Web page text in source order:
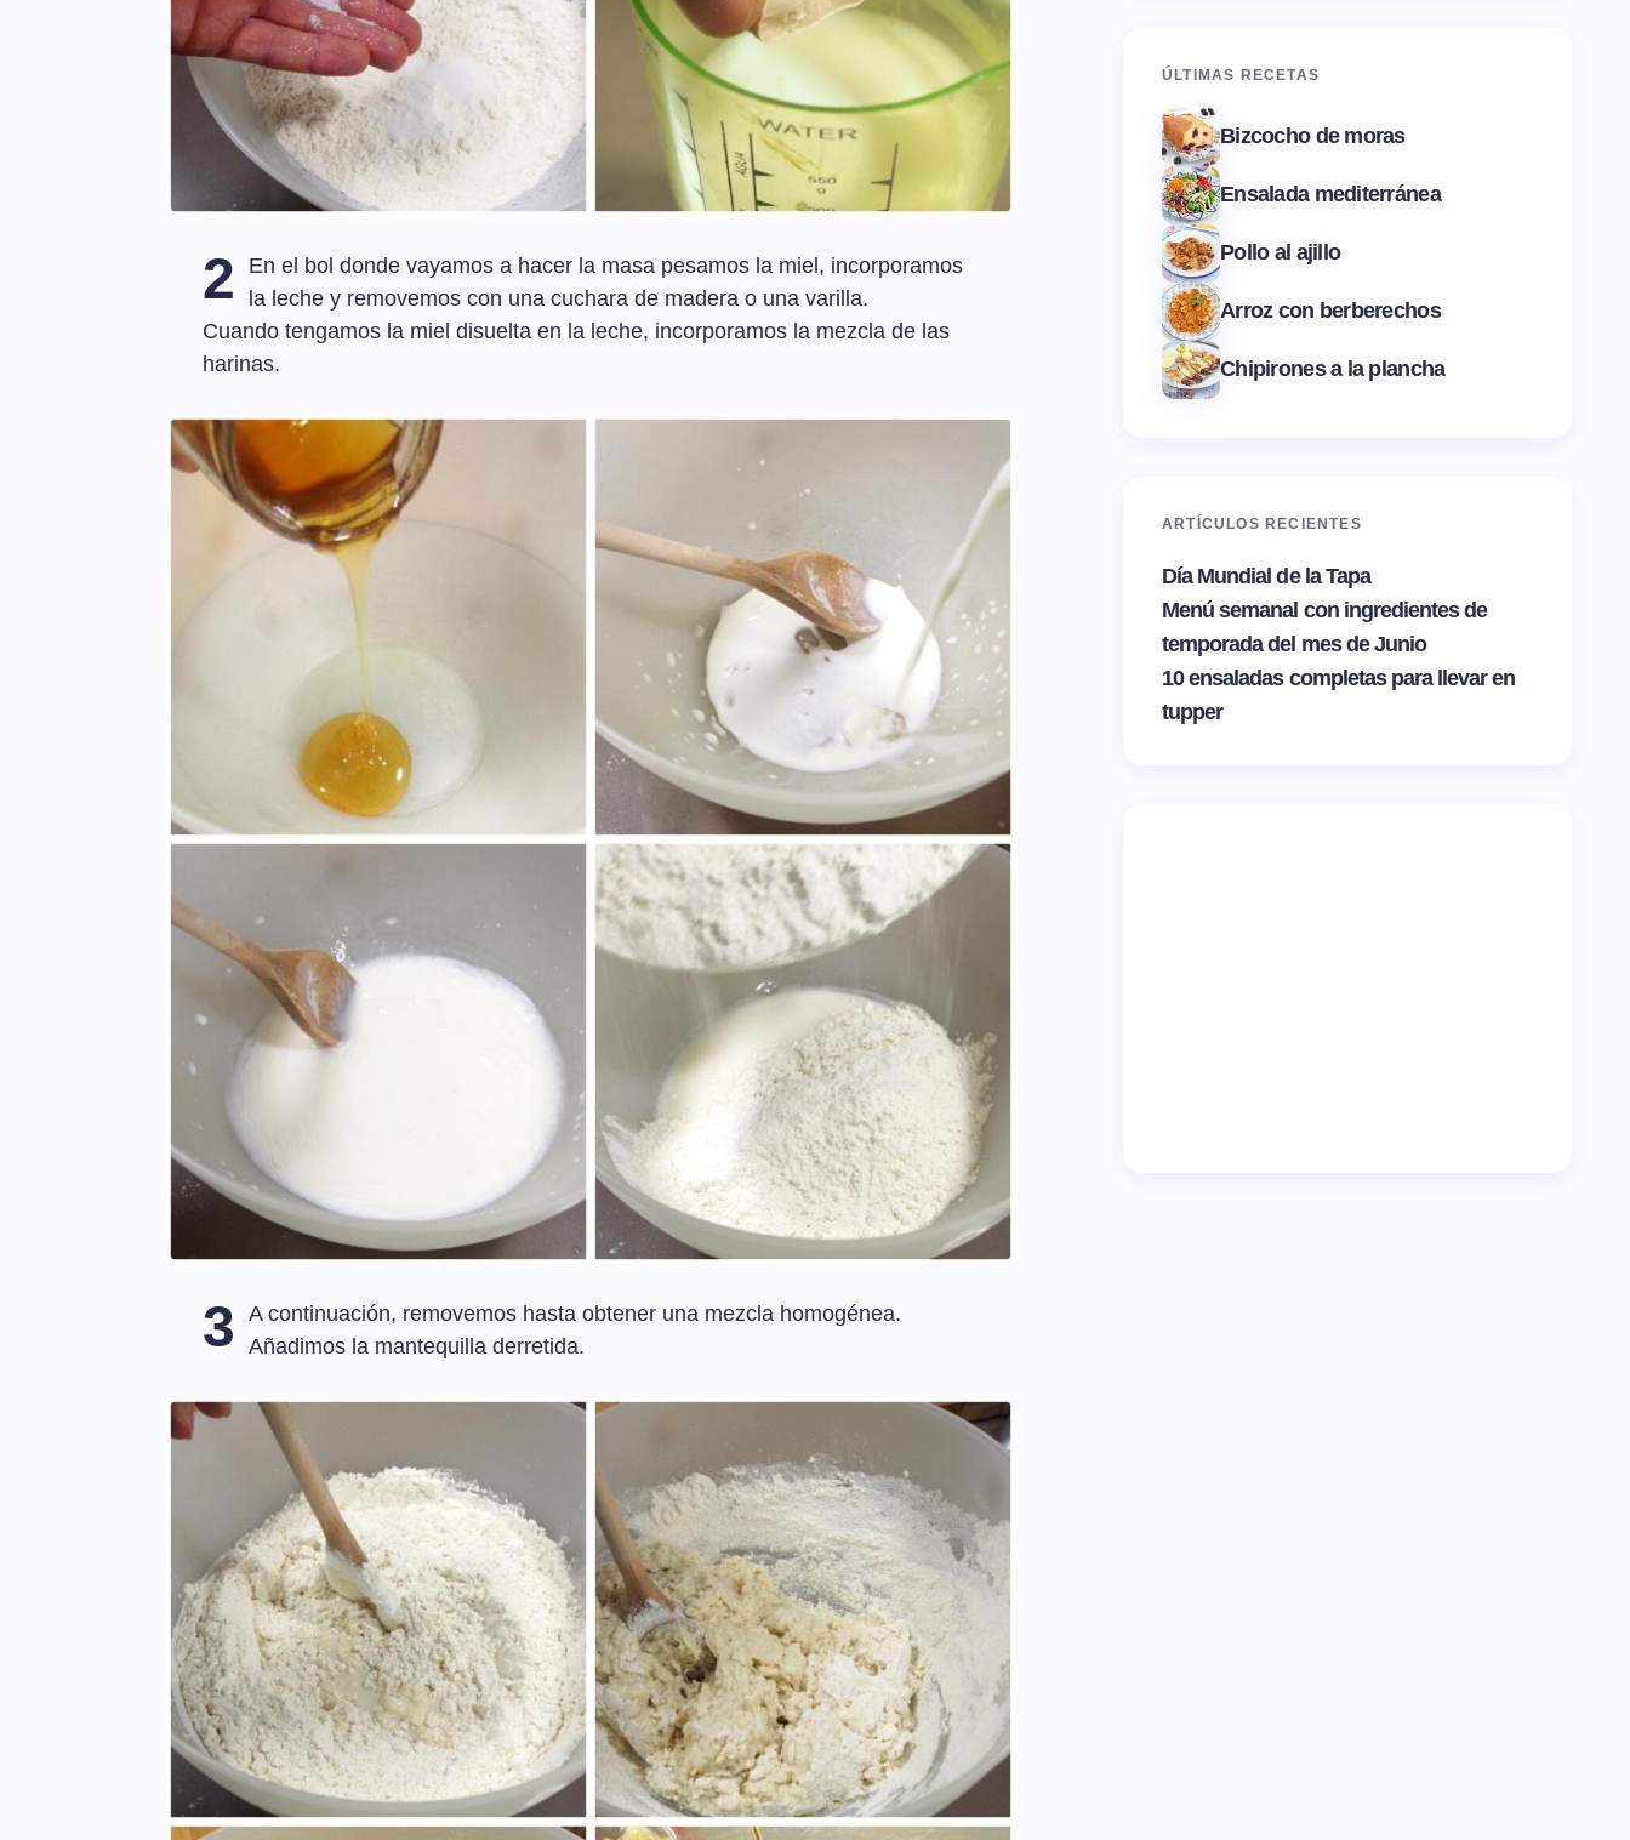
2
En el bol donde vayamos a hacer la masa pesamos la miel, incorporamos
la leche y removemos con una cuchara de madera o una varilla.
Cuando tengamos la miel disuelta en la leche, incorporamos la mezcla de las
harinas.
3
A continuación, removemos hasta obtener una mezcla homogénea.
Añadimos la mantequilla derretida.
ÚLTIMAS RECETAS
Bizcocho de moras
Ensalada mediterránea
Pollo al ajillo
Arroz con berberechos
Chipirones a la plancha
ARTÍCULOS RECIENTES
Día Mundial de la Tapa
Menú semanal con ingredientes de
temporada del mes de Junio
10 ensaladas completas para llevar en
tupper